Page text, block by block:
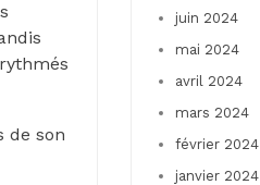
de son
juin 2024
mai 2024
avril 2024
mars 2024
février 2024
janvier 2024